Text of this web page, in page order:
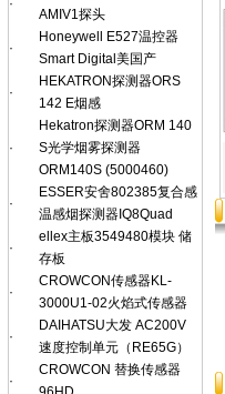
·
AMIV1探头
·
Honeywell E527温控器
Smart Digital美国产
·
HEKATRON探测器ORS
142 E烟感
·
Hekatron探测器ORM 140
S光学烟雾探测器
ORM140S (5000460)
·
ESSER安舍802385复合感
温感烟探测器IQ8Quad
·
ellex主板3549480模块 储
存板
·
CROWCON传感器KL-
3000U1-02火焰式传感器
·
DAIHATSU大发 AC200V
速度控制单元（RE65G）
·
CROWCON 替换传感器